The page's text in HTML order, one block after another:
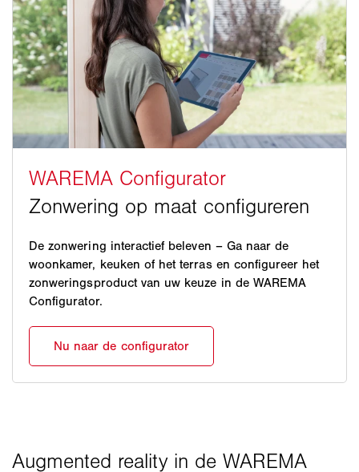
De zonwering interactief beleven – Ga naar de
woonkamer, keuken of het terras en configureer het
zonweringsproduct van uw keuze in de WAREMA
Configurator.